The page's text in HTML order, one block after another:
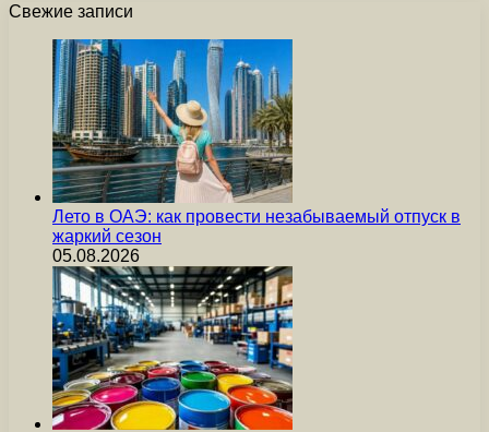
Свежие записи
Лето в ОАЭ: как провести незабываемый отпуск в
жаркий сезон
05.08.2026